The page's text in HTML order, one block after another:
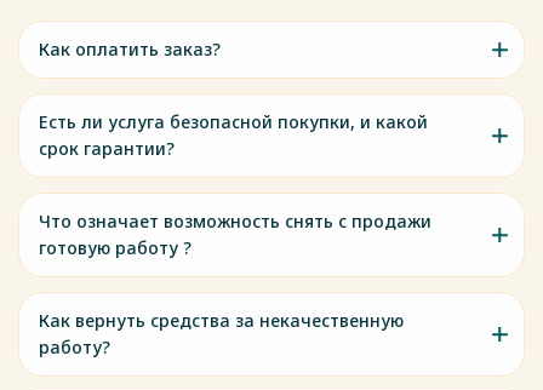
Как оплатить заказ?
Есть ли услуга безопасной покупки, и какой
срок гарантии?
Что означает возможность снять с продажи
готовую работу ?
Как вернуть средства за некачественную
работу?